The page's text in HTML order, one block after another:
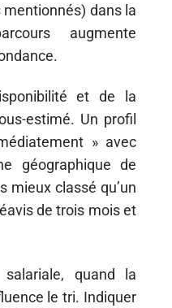
dans la
augmente
et de la
estimé. Un profil
» avec
géographique de
mieux classé qu’un
de trois mois et
quand la
le tri. Indiquer